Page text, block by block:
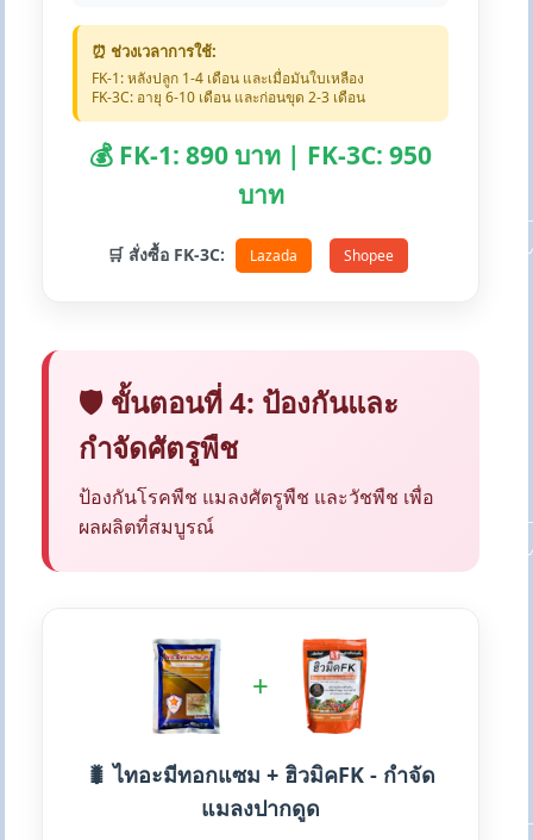
⏰ ช่วงเวลาการใช้:
FK-1: หลังปลูก 1-4 เดือน และเมื่อมันใบเหลือง
FK-3C: อายุ 6-10 เดือน และก่อนขุด 2-3 เดือน
💰 FK-1: 890 บาท | FK-3C: 950
บาท
🛒 สั่งซื้อ FK-3C: Lazada Shopee
🛡️ ขั้นตอนที่ 4: ป้องกันและ
กำจัดศัตรูพืช
ป้องกันโรคพืช แมลงศัตรูพืช และวัชพืช เพื่อ
ผลผลิตที่สมบูรณ์
+
🐛 ไทอะมีทอกแซม + ฮิวมิคFK - กำจัด
แมลงปากดูด